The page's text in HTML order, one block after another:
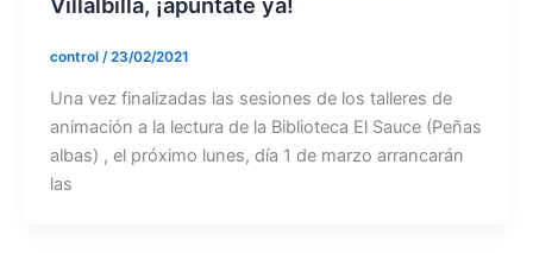
control /23/02/2021
Una vez finalizadas las sesiones de los talleres de
animación a la lectura de la Biblioteca El Sauce (Peñas
albas) , el próximo lunes, día 1 de marzo arrancarán
las